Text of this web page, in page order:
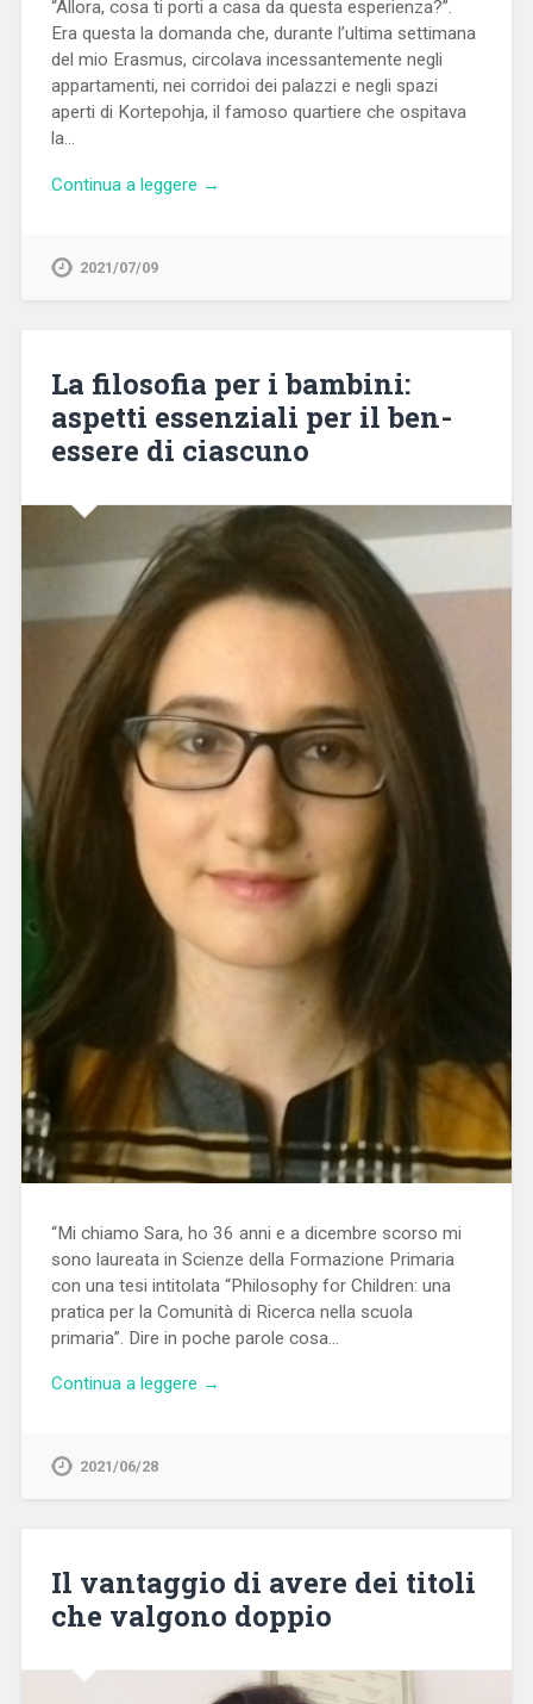
“Allora, cosa ti porti a casa da questa esperienza?”.
Era questa la domanda che, durante l’ultima settimana
del mio Erasmus, circolava incessantemente negli
appartamenti, nei corridoi dei palazzi e negli spazi
aperti di Kortepohja, il famoso quartiere che ospitava
la…
Continua a leggere →
2021/07/09
La filosofia per i bambini:
aspetti essenziali per il ben-
essere di ciascuno
“Mi chiamo Sara, ho 36 anni e a dicembre scorso mi
sono laureata in Scienze della Formazione Primaria
con una tesi intitolata “Philosophy for Children: una
pratica per la Comunità di Ricerca nella scuola
primaria”. Dire in poche parole cosa…
Continua a leggere →
2021/06/28
Il vantaggio di avere dei titoli
che valgono doppio